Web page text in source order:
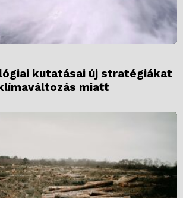
kutatásai új stratégiákat
miatt